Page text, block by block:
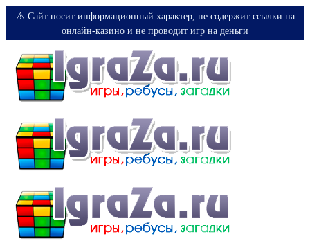
⚠️ Сайт носит информационный характер, не содержит ссылки на
онлайн-казино и не проводит игр на деньги